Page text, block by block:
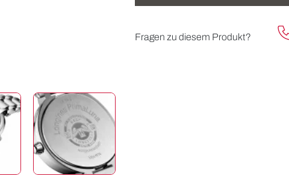
Fragen zu diesem Produkt?